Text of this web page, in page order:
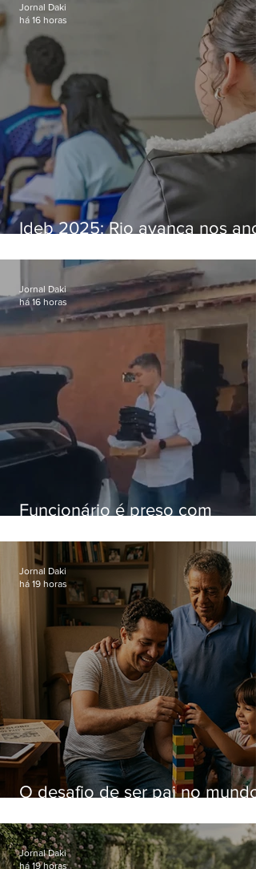
Ideb 2025: Rio avança nos
nacional
Jornal Daki
há 16 horas
Funcionário é preso com
Hospital do Andaraí
Jornal Daki
há 16 horas
O desafio de ser pai no mundo
Jornal Daki
há 19 horas
Jornal Daki
há 19 horas